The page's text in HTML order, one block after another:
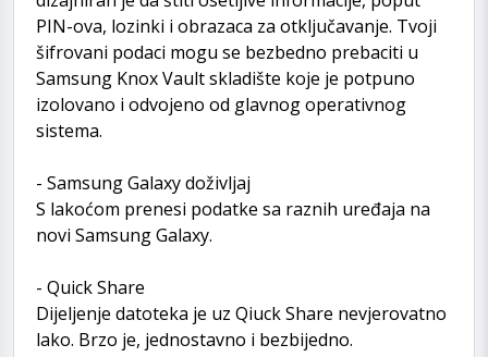
PIN-ova, lozinki i obrazaca za otključavanje. Tvoji
šifrovani podaci mogu se bezbedno prebaciti u
Samsung Knox Vault skladište koje je potpuno
izolovano i odvojeno od glavnog operativnog
sistema.
- Samsung Galaxy doživljaj
S lakoćom prenesi podatke sa raznih uređaja na
novi Samsung Galaxy.
- Quick Share
Dijeljenje datoteka je uz Qiuck Share nevjerovatno
lako. Brzo je, jednostavno i bezbijedno.